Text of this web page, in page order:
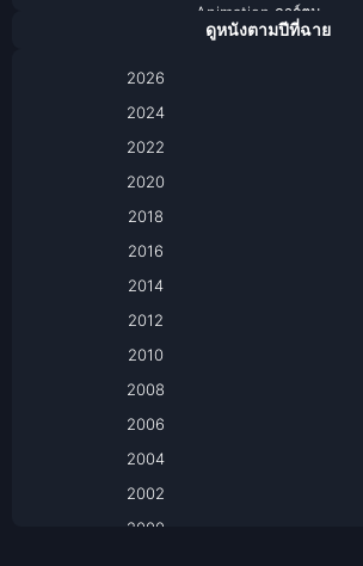
Animation การ์ตูน
Based on a True Story เรื่องจริง
Based on a True Story เรื่องจริง
ดูหนังตามปีที่ฉาย
2026
2024
2022
2020
2018
2016
2014
2012
2010
2008
2006
2004
2002
2000